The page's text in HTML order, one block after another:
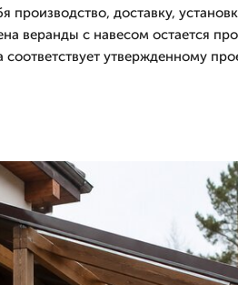
доставку,
веранды с навесом остается
соответствует утвержденному